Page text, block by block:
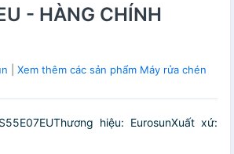
- HÀNG CHÍNH
Xem thêm các sản phẩm Máy rửa chén
hiệu: EurosunXuất xứ: